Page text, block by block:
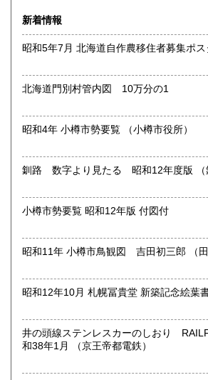
て管理しており、登録住所にはございま
ガキ、FAXでのご注文、ご質問等はお受
承ください。
●対面での販売、お渡しはおこなってお
●土・日・祝休&不定休●
●送料の事前表示が義務化されたことに
ピード注文(即決注文)】対象以外の商品
屋」側が自動的に設定している【300円
ておりますが、実際には送料を実費で頂
正の在庫に関しては随時、【単品スピー
送料の入力を進めておりますので、どう
領収書をご希望されているお客様は、【
済前にご連絡ください】。お振込後/ご
沿えないことをご了承ください(即決ご注
は、ご注文の前後にご連絡ください)●
●御公費でのご購入の場合にも、「日本
文をお願い申し上げます。なお後払いで
価格3,000円以上からお受けいたします●
●お問い合わせはメールにて受け付けま
ご連絡先を記載のうえ、お問い合わせく
新着情報
北海道門別村管内図 10万分の1
昭和4年 小樽市勢要覧 （小樽市役所）
釧
小樽市勢要覧 昭和12年版 付図付
昭和11年
昭和12年10月 札幌冨貴堂 新築記念絵葉
井の頭線ステンレスカーのしおり
和38年1月 （京王帝都電鉄）